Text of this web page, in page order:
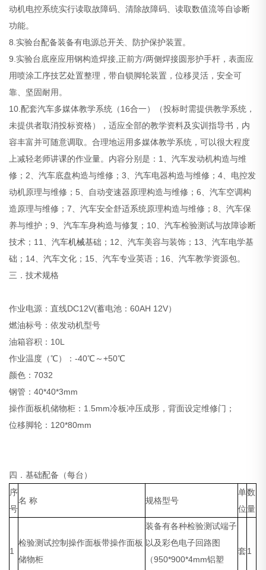
动机电控系统实行读取故障码、清除故障码、读取数值流等自诊断
功能。
8.实验台配备装备有电源总开关、防护保护装置。
9.实验台底座应用钢构造焊接,正前方/两侧焊接圆形护手杆，表面应
用喷涂工序技艺处置整理，带自锁脚轮装置，位移灵活，安全可
靠、坚固耐用。
10.配套汽车多媒体教学系统（16合一）（投标时需提供教学系统，
未提供者取消投标资格），适应全部的教学资料及实训指导书，内
容丰富并可随意调取。合理地运用多媒体教学系统，可以很大程度
上减轻老师讲课的作业量。内容分别是：1、汽车发动机构造与维
修；2、汽车底盘构造与维修；3、汽车电器构造与维修；4、电控发
动机原理与维修；5、自动变速器原理构造与维修；6、汽车空调构
造原理与维修；7、汽车安全舒适系统原理构造与维修；8、汽车保
养与维护；9、汽车车身构造与修复；10、汽车检验测试与故障诊断
技术；11、汽车机械基础；12、汽车美容与装饰；13、汽车电学基
础；14、汽车文化；15、汽车专业英语；16、汽车教学资源包。
三．技术规格
作业电源：直线DC12V(蓄电池：60AH 12V）
燃油标号：依发动机型号
油箱容积：10L
作业温度（℃）：-40℃～+50℃
颜色：7032
钢管：40*40*3mm
操作面板机储物柜：1.5mm冷板冲压成形，背面设定维修门；
位移脚轮：120*80mm
四．基础配备（每台）
序
号
名 称 规格型号
单
位
数
量
1
检验测试控制操作面板带操作面板
储物柜
装备有各种检验测试端子
以及彩色电子回路图
（950*900*4mm铝塑
套1